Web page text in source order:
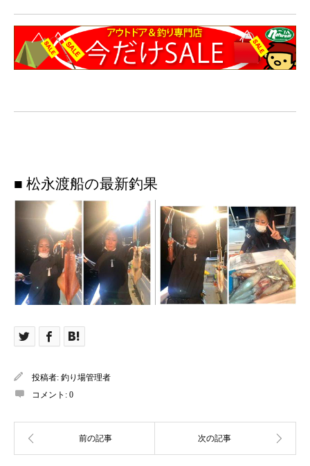
■ 松永渡船の最新釣果
投稿者: 釣り場管理者
コメント: 0